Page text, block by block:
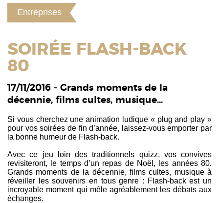
Entreprises
SOIRÉE FLASH-BACK
80
17/11/2016 - Grands moments de la
décennie, films cultes, musique...
Si vous cherchez une animation ludique « plug and play »
pour vos soirées de fin d’année, laissez-vous emporter par
la bonne humeur de Flash-back.
Avec ce jeu loin des traditionnels quizz, vos convives
revisiteront, le temps d’un repas de Noël, les années 80.
Grands moments de la décennie, films cultes, musique à
réveiller les souvenirs en tous genre : Flash-back est un
incroyable moment qui mêle agréablement les débats aux
échanges.